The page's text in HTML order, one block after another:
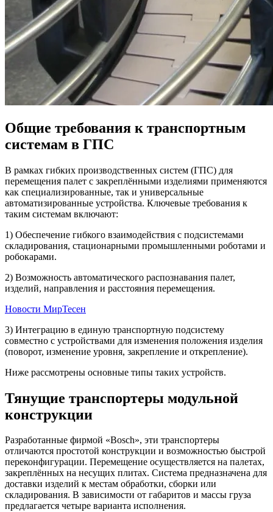
Общие требования к транспортным
системам в ГПС
В рамках гибких производственных систем (ГПС) для
перемещения палет с закреплёнными изделиями применяются
как специализированные, так и универсальные
автоматизированные устройства. Ключевые требования к
таким системам включают:
1) Обеспечение гибкого взаимодействия с подсистемами
складирования, стационарными промышленными роботами и
робокарами.
2) Возможность автоматического распознавания палет,
изделий, направления и расстояния перемещения.
Новости МирТесен
3) Интеграцию в единую транспортную подсистему
совместно с устройствами для изменения положения изделия
(поворот, изменение уровня, закрепление и открепление).
Ниже рассмотрены основные типы таких устройств.
Тянущие транспортеры модульной
конструкции
Разработанные фирмой «Bosch», эти транспортеры
отличаются простотой конструкции и возможностью быстрой
переконфигурации. Перемещение осуществляется на палетах,
закреплённых на несущих плитах. Система предназначена для
доставки изделий к местам обработки, сборки или
складирования. В зависимости от габаритов и массы груза
предлагается четыре варианта исполнения.